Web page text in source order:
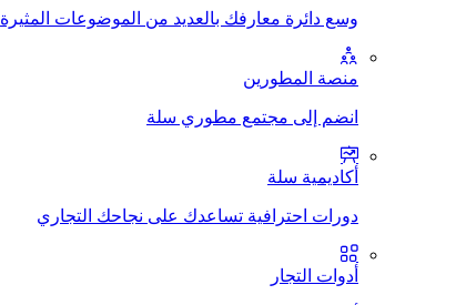
وسع دائرة معارفك بالعديد من الموضوعات المثيرة
منصة المطورين
انضم إلى مجتمع مطوري سلة
أكاديمية سلة
دورات احترافية تساعدك على نجاحك التجاري
أدوات التجار